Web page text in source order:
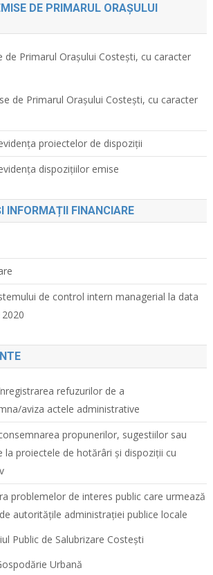
DE PRIMARUL ORAȘULUI
de Primarul Orașului Costești, cu caracter
de Primarul Orașului Costești, cu caracter
proiectelor de dispoziții
dispozițiilor emise
INFORMAȚII FINANCIARE
de control intern managerial la data
refuzurilor de a
aviza actele administrative
propunerilor, sugestiilor sau
la proiectele de hotărâri și dispoziții cu
problemelor de interes public care urmează
autoritățile administrației publice locale
Public de Salubrizare Costești
Urbană